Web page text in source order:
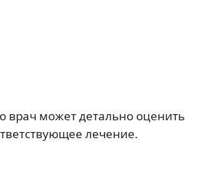
врач может детально оценить
лечение.